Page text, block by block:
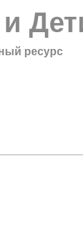
ресурс